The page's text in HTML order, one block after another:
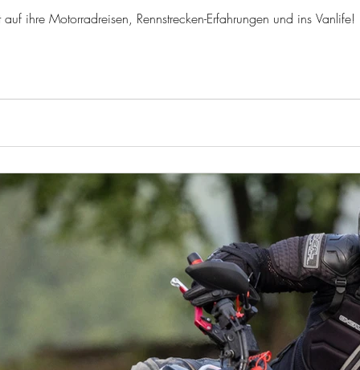
ihre Motorradreisen, Rennstrecken-Erfahrungen und ins Vanlife!